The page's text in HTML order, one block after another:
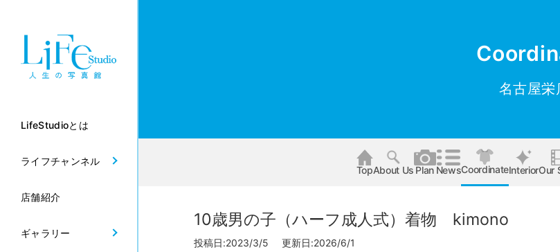
LifeStudioとは
ライフチャンネル
店舗紹介
ギャラリー
名古屋栄
TopAbout Us Plan NewsCoordinateInteriorOur
10歳男の子（ハーフ成人式）着物 kimono
投稿日:2023/3/5 更新日:2026/6/1